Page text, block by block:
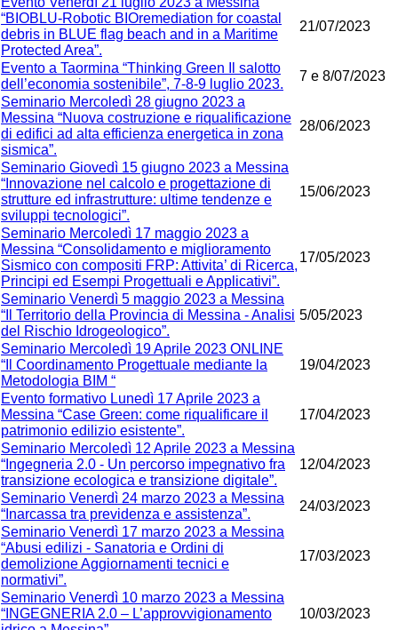
“BIOBLU-Robotic BIOremediation for coastal
debris in BLUE flag beach and in a Maritime
Protected Area”.
21/07/2023
Evento a Taormina “Thinking Green Il salotto
dell’economia sostenibile”, 7-8-9 luglio 2023.
7 e 8/07/2023
Seminario Mercoledì 28 giugno 2023 a
Messina “Nuova costruzione e riqualificazione
di edifici ad alta efficienza energetica in zona
sismica”.
28/06/2023
Seminario Giovedì 15 giugno 2023 a Messina
“Innovazione nel calcolo e progettazione di
strutture ed infrastrutture: ultime tendenze e
sviluppi tecnologici”.
15/06/2023
Seminario Mercoledì 17 maggio 2023 a
Messina “Consolidamento e miglioramento
Sismico con compositi FRP: Attivita’ di Ricerca,
Principi ed Esempi Progettuali e Applicativi”.
17/05/2023
Seminario Venerdì 5 maggio 2023 a Messina
“Il Territorio della Provincia di Messina - Analisi
del Rischio Idrogeologico”.
5/05/2023
Seminario Mercoledì 19 Aprile 2023 ONLINE
“Il Coordinamento Progettuale mediante la
Metodologia BIM “
19/04/2023
Evento formativo Lunedì 17 Aprile 2023 a
Messina “Case Green: come riqualificare il
patrimonio edilizio esistente”.
17/04/2023
Seminario Mercoledì 12 Aprile 2023 a Messina
“Ingegneria 2.0 - Un percorso impegnativo fra
transizione ecologica e transizione digitale”.
12/04/2023
Seminario Venerdì 24 marzo 2023 a Messina
“Inarcassa tra previdenza e assistenza”.
24/03/2023
Seminario Venerdì 17 marzo 2023 a Messina
“Abusi edilizi - Sanatoria e Ordini di
demolizione Aggiornamenti tecnici e
normativi”.
17/03/2023
Seminario Venerdì 10 marzo 2023 a Messina
“INGEGNERIA 2.0 – L’approvvigionamento
10/03/2023